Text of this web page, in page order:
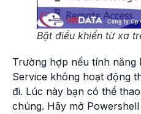
Bật điều khiển từ xa
Trường hợp nếu tính năng
Service không hoạt động
đi. Lúc này bạn có thể
chúng. Hãy mở